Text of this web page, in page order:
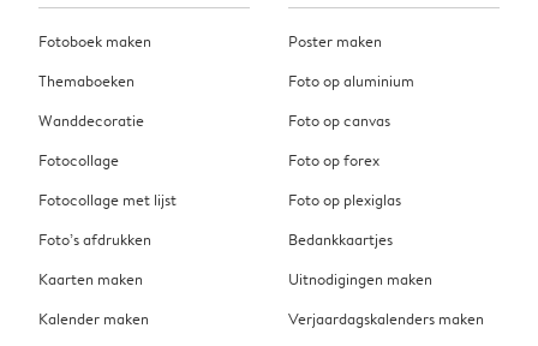
Fotoboek maken
Themaboeken
Wanddecoratie
Fotocollage
Fotocollage met lijst
Foto’s afdrukken
Kaarten maken
Kalender maken
Poster maken
Foto op aluminium
Foto op canvas
Foto op forex
Foto op plexiglas
Bedankkaartjes
Uitnodigingen maken
Verjaardagskalenders maken